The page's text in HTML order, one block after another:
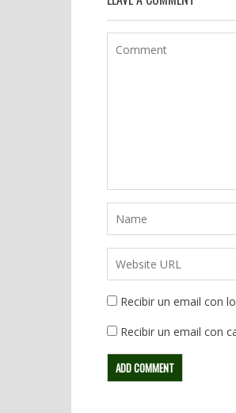
Recibir un email con
Recibir un email con